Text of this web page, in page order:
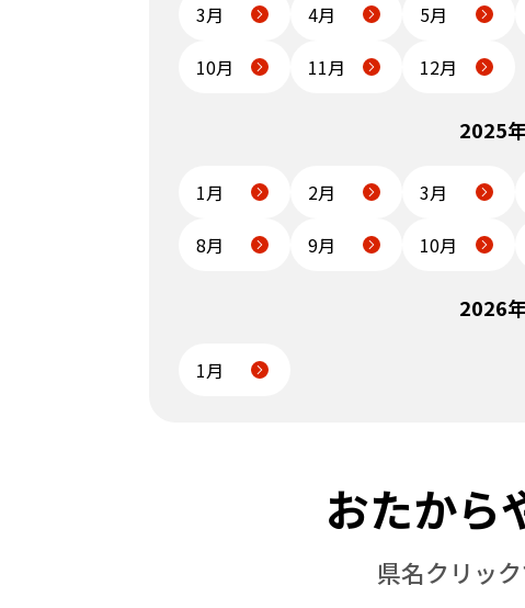
3月 4月 5月
10月
11月 12月
2025
1月 2月 3月
8月
9月 10月
2026
1月
おたから
県名クリッ